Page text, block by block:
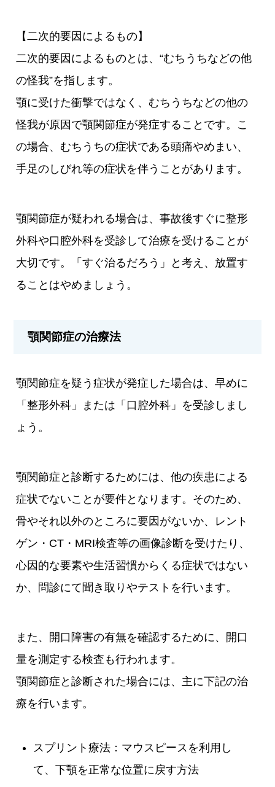
【二次的要因によるもの】
二次的要因によるものとは、“むちうちなどの他
の怪我”を指します。
顎に受けた衝撃ではなく、むちうちなどの他の
怪我が原因で顎関節症が発症することです。こ
の場合、むちうちの症状である頭痛やめまい、
手足のしびれ等の症状を伴うことがあります。
顎関節症が疑われる場合は、事故後すぐに整形
外科や口腔外科を受診して治療を受けることが
大切です。「すぐ治るだろう」と考え、放置す
ることはやめましょう。
顎関節症の治療法
顎関節症を疑う症状が発症した場合は、早めに
「整形外科」または「口腔外科」を受診しまし
ょう。
顎関節症と診断するためには、他の疾患による
症状でないことが要件となります。そのため、
骨やそれ以外のところに要因がないか、レント
ゲン・CT・MRI検査等の画像診断を受けたり、
心因的な要素や生活習慣からくる症状ではない
か、問診にて聞き取りやテストを行います。
また、開口障害の有無を確認するために、開口
量を測定する検査も行われます。
顎関節症と診断された場合には、主に下記の治
療を行います。
スプリント療法：マウスピースを利用し
て、下顎を正常な位置に戻す方法